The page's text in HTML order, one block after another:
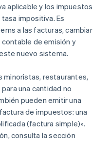
aplicable y los impuestos
impositiva. Es
a las facturas, cambiar
de emisión y
nuevo sistema.
minoristas, restaurantes,
una cantidad no
pueden emitir una
de impuestos: una
(factura simple)».
consulta la sección